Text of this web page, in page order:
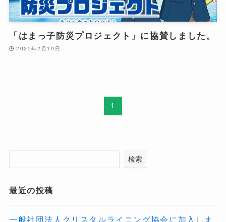
「はまっ子防災プロジェクト」に協賛しました。
2025年2月19日
1
検索
最近の投稿
一般社団法人クリスタルライニング協会に加入しま